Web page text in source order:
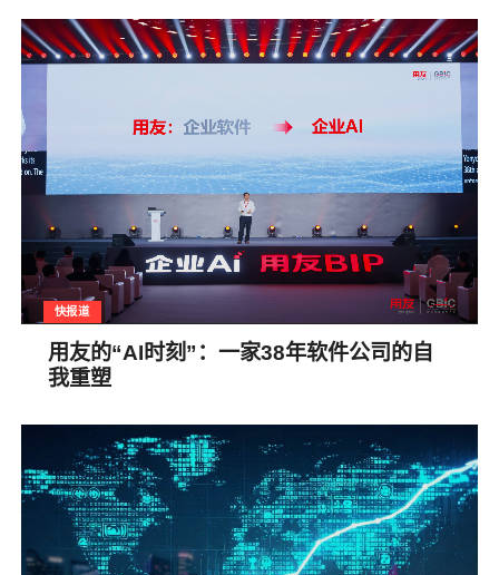
快报道
用友的“AI时刻”：一家38年软件公司的自
我重塑